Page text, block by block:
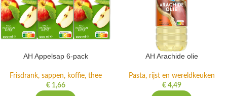
AH Appelsap 6-pack
Frisdrank, sappen, koffie, thee
€1,66
AH Arachide olie
Pasta, rijst en wereldkeuken
€4,49